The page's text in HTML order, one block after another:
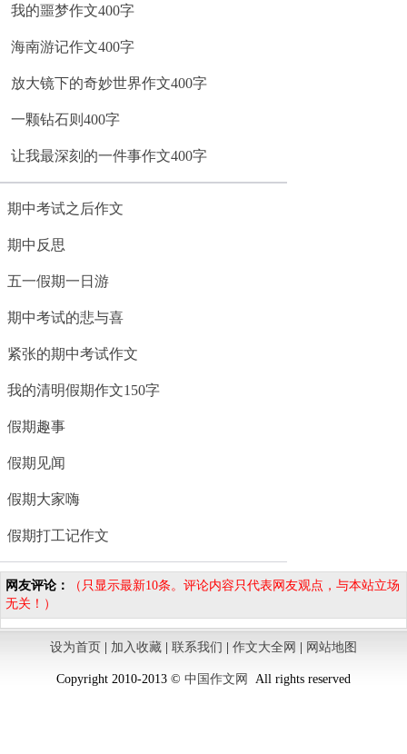
我的噩梦作文400字
海南游记作文400字
放大镜下的奇妙世界作文400字
一颗钻石则400字
让我最深刻的一件事作文400字
期中考试之后作文
期中反思
五一假期一日游
期中考试的悲与喜
紧张的期中考试作文
我的清明假期作文150字
假期趣事
假期见闻
假期大家嗨
假期打工记作文
网友评论：
（只显示最新10条。评论内容只代表网友观点，与本站立场
无关！）
设为首页 加入收藏 联系我们 作文大全网 网站地图
Copyright 2010-2013 © 中国作文网 All rights reserved